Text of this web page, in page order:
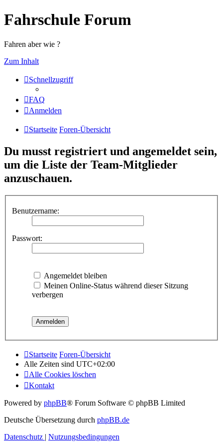
Fahrschule Forum
Fahren aber wie ?
Zum Inhalt
Schnellzugriff
FAQ
Anmelden
Startseite Foren-Übersicht
Du musst registriert und angemeldet sein,
um die Liste der Team-Mitglieder
anzuschauen.
Benutzername:
Passwort:
Angemeldet bleiben
Meinen Online-Status während dieser Sitzung
verbergen
Startseite Foren-Übersicht
Alle Zeiten sind UTC+02:00
Alle Cookies löschen
Kontakt
Powered by phpBB® Forum Software © phpBB Limited
Deutsche Übersetzung durch phpBB.de
Datenschutz | Nutzungsbedingungen